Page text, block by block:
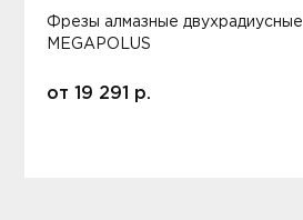
Фрезы алмазные двухрадиусные
MEGAPOLUS
от 19 291 р.